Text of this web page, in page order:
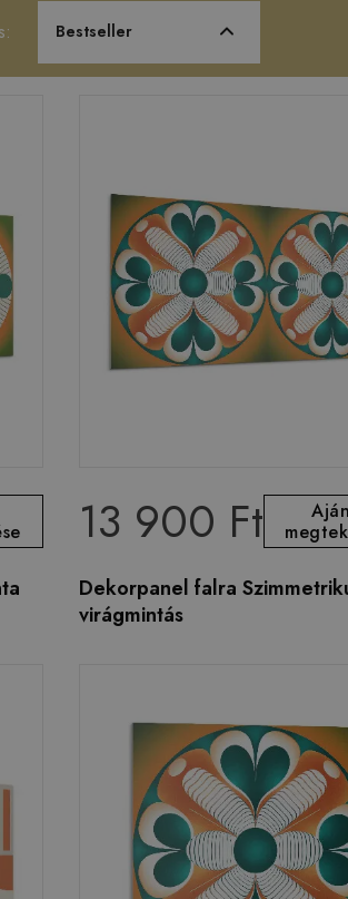
Bestseller
13 900 Ft
Dekorpanel falra
virágmintás